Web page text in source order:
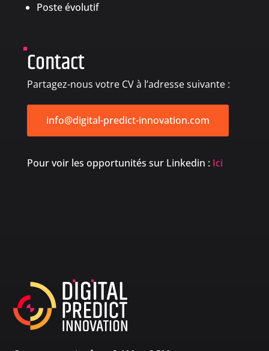
Poste évolutif
Contact
Partagez-nous votre CV à l’adresse suivante :
info@digital-predict-innovation.com
Pour voir les opportunités sur Linkedin : Ici